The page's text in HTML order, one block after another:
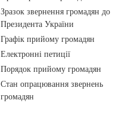
Зразок звернення громадян до
Президента України
Графік прийому громадян
Електронні петиції
Порядок прийому громадян
Стан опрацювання звернень
громадян